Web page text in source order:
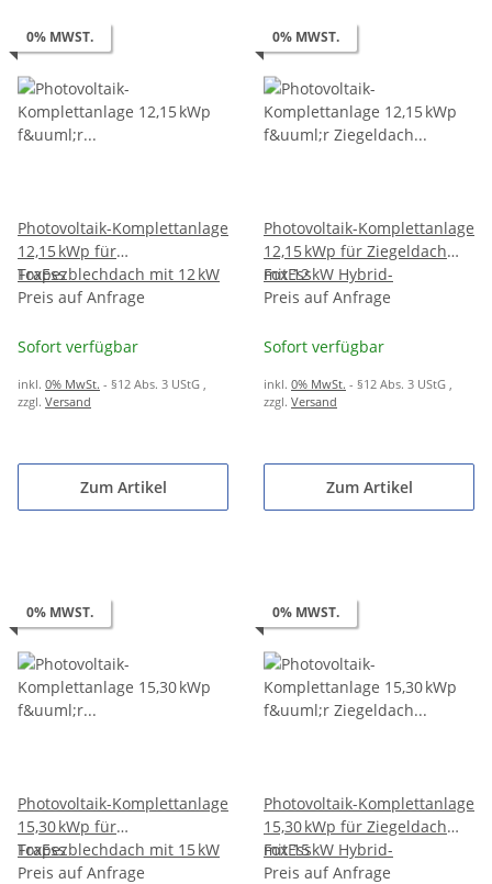
0% MWST.
Photovoltaik-Komplettanlage
12,15 kWp für
Trapezblechdach mit 12 kW
Hybrid-Wechselrichter &
FoxEss
Preis auf Anfrage
Sofort verfügbar
inkl. 0% MwSt. - §12 Abs. 3 UStG
zzgl. Versand
Zum Artikel
0% MWST.
Photovoltaik-Komplettanlage
12,15 kWp für Ziegeldach
mit 12 kW Hybrid-
Wechselrichter & 10,36 kWh
FoxEss
Preis auf Anfrage
Sofort verfügbar
inkl. 0% MwSt. - §12 Abs. 3 UStG
zzgl. Versand
Zum Artikel
0% MWST.
Photovoltaik-Komplettanlage
15,30 kWp für
Trapezblechdach mit 15 kW
Hybrid-Wechselrichter &
FoxEss
Preis auf Anfrage
0% MWST.
Photovoltaik-Komplettanlage
15,30 kWp für Ziegeldach
mit 15 kW Hybrid-
Wechselrichter & 10,36 kWh
FoxEss
Preis auf Anfrage